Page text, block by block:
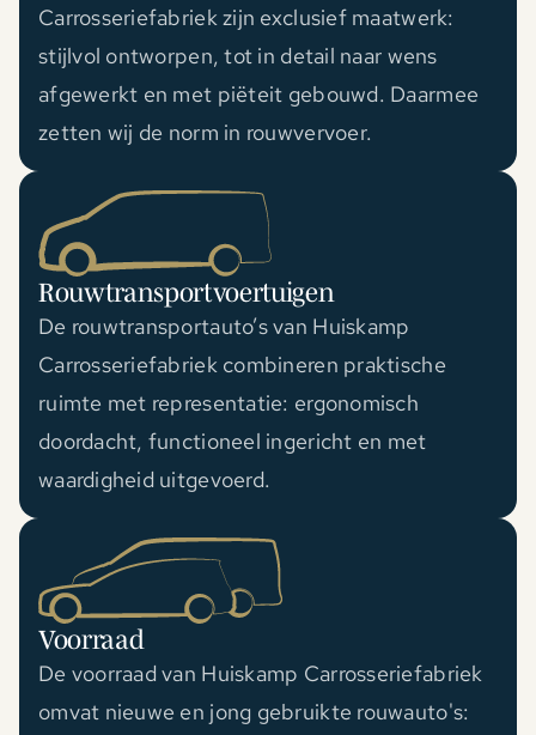
Carrosseriefabriek zijn exclusief maatwerk:
stijlvol ontworpen, tot in detail naar wens
afgewerkt en met piëteit gebouwd. Daarmee
zetten wij de norm in rouwvervoer.
Rouwtransportvoertuigen
De rouwtransportauto’s van Huiskamp
Carrosseriefabriek combineren praktische
ruimte met representatie: ergonomisch
doordacht, functioneel ingericht en met
waardigheid uitgevoerd.
Voorraad
De voorraad van Huiskamp Carrosseriefabriek
omvat nieuwe en jong gebruikte rouwauto's: